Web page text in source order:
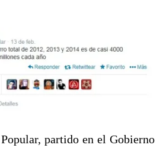
partido en el Gobierno